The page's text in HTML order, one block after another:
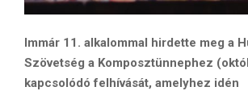
Immár 11. alkalommal hirdette meg a
Szövetség a Komposztünnephez
kapcsolódó felhívását, amelyhez idén